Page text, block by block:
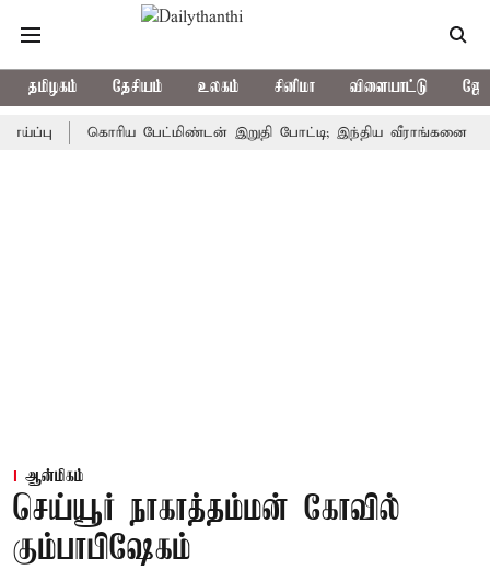
தமிழகம் தேசியம் உலகம் சினிமா விளையாட்டு
கொரிய பேட்மிண்டன் இறுதி போட்டி; இந்திய வீராங்கனை
ஆன்மிகம்
செய்யூர் நாகாத்தம்மன் கோவில்
கும்பாபிஷேகம்